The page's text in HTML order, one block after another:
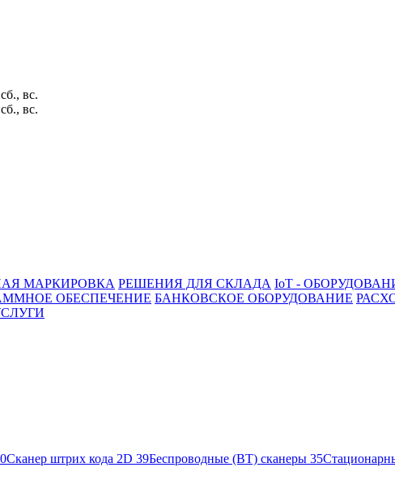
вс.
вс.
МАРКИРОВКА РЕШЕНИЯ ДЛЯ СКЛАДА IoT -
ОБЕСПЕЧЕНИЕ БАНКОВСКОЕ ОБОРУДОВАНИЕ
Сканер штрих кода 2D 39Беспроводные (BT) сканеры 35